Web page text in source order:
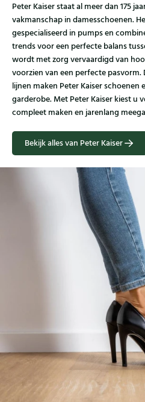
Peter Kaiser staat al meer dan 175
vakmanschap in damesschoenen.
gespecialiseerd in pumps en
trends voor een perfecte balans
wordt met zorg vervaardigd van
voorzien van een perfecte pasvorm.
lijnen maken Peter Kaiser schoenen
garderobe. Met Peter Kaiser kiest u
compleet maken en jarenlang
Bekijk alles van Peter Kaiser